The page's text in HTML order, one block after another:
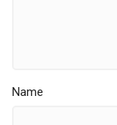
Name